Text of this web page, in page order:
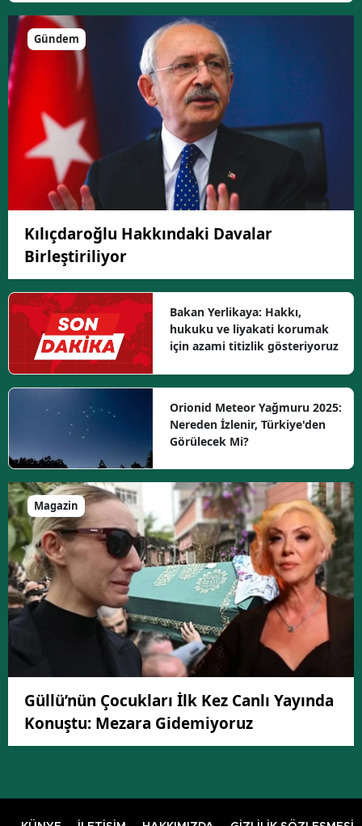
Gündem
Kılıçdaroğlu Hakkındaki Davalar
Birleştiriliyor
Bakan Yerlikaya: Hakkı,
hukuku ve liyakati korumak
için azami titizlik gösteriyoruz
Orionid Meteor Yağmuru 2025:
Nereden İzlenir, Türkiye'den
Görülecek Mi?
Magazin
Güllü’nün Çocukları İlk Kez Canlı Yayında
Konuştu: Mezara Gidemiyoruz